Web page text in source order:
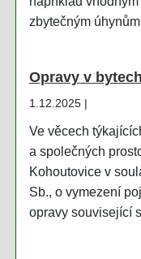
zbytečným
Opravy v
1.12.2025 |
Ve věcech
a společných
Kohoutovice v
Sb., o vymezení
opravy související